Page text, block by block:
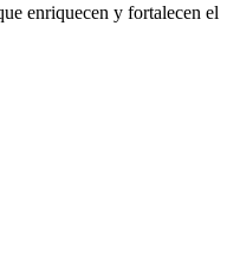
enriquecen y fortalecen el